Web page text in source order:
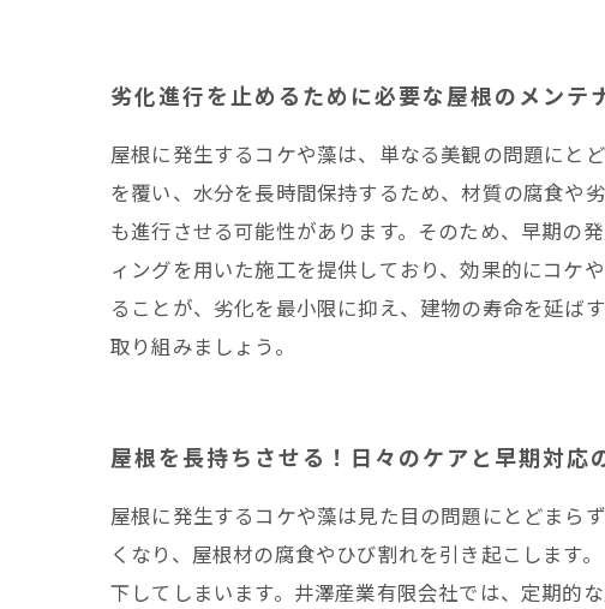
劣化進行を止めるために必要な屋根のメンテ
屋根に発生するコケや藻は、単なる美観の問題にと
を覆い、水分を長時間保持するため、材質の腐食や
も進行させる可能性があります。そのため、早期の
ィングを用いた施工を提供しており、効果的にコケ
ることが、劣化を最小限に抑え、建物の寿命を延ば
取り組みましょう。
屋根を長持ちさせる！日々のケアと早期対応
屋根に発生するコケや藻は見た目の問題にとどまら
くなり、屋根材の腐食やひび割れを引き起こします
下してしまいます。井澤産業有限会社では、定期的